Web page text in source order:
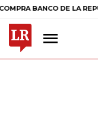
DE LA REPÚBLICA